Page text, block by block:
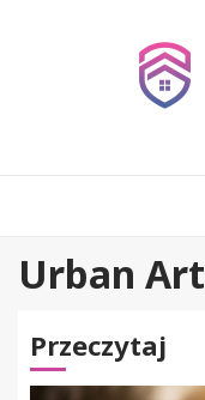
Urban Art
Przeczytaj